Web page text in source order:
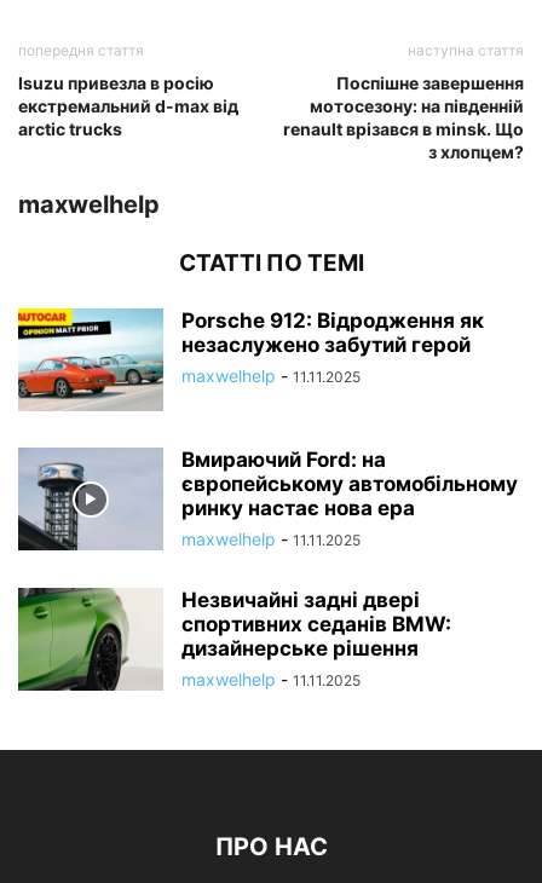
попередня стаття
Isuzu привезла в росію
екстремальний d-max від
arctic trucks
наступна стаття
Поспішне завершення
мотосезону: на південній
renault врізався в minsk. Що
з хлопцем?
maxwelhelp
СТАТТІ ПО ТЕМІ
Porsche 912: Відродження як
незаслужено забутий герой
maxwelhelp - 11.11.2025
Вмираючий Ford: на
європейському автомобільному
ринку настає нова ера
maxwelhelp - 11.11.2025
Незвичайні задні двері
спортивних седанів BMW:
дизайнерське рішення
maxwelhelp - 11.11.2025
ПРО НАС